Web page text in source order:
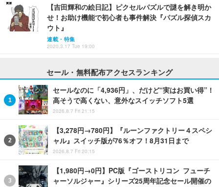
【吉田輝和の絵日記】ピクセルパズルで謎を解き明か
せ！お助け機能で初心者も事件解決『パズル探偵スカ
ウト』
連載・特集
2020.3.17 Tue 19:00
セール・無料配布アクセスランキング
セールなのに「4,936円」、だけど“実はお買い得”！
高そうで高くない、意外なスイッチソフト5選
2026.8.7 Fri 21:15
【3,278円→780円】『ルーンファクトリー４スペシ
ャル』スイッチ版が76％オフ！8月31日まで
2026.8.7 Fri 20:15
【1,980円→0円】PC版『ゴーストリコン フューチ
ャーソルジャー』シリーズ25周年記念セール開催の